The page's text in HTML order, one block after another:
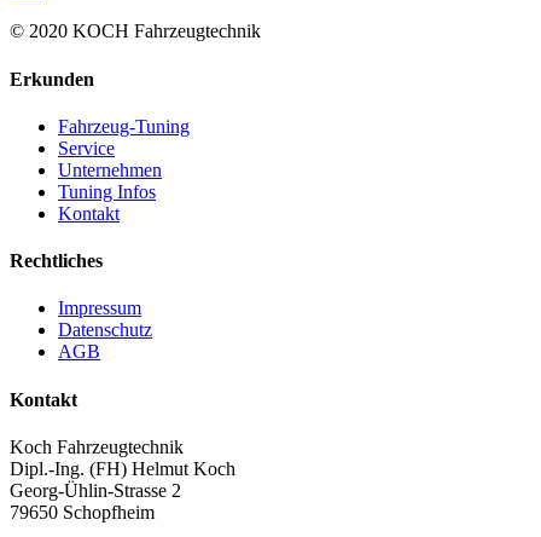
© 2020 KOCH Fahrzeugtechnik
Erkunden
Fahrzeug-Tuning
Service
Unternehmen
Tuning Infos
Kontakt
Rechtliches
Impressum
Datenschutz
AGB
Kontakt
Koch Fahrzeugtechnik
Dipl.-Ing. (FH) Helmut Koch
Georg-Ühlin-Strasse 2
79650 Schopfheim